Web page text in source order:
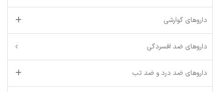
داروهای گوارشی
داروهای ضد افسردگی
داروهای ضد درد و ضد تب